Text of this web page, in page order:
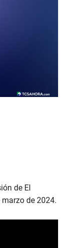
de El
de 2024.